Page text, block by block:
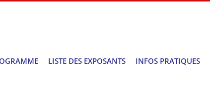
LISTE DES EXPOSANTS INFOS PRATIQUES